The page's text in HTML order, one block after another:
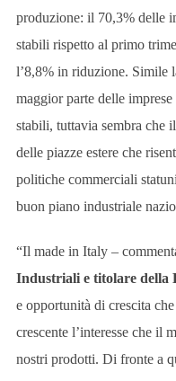
produzione: il 70,3% delle
stabili rispetto al primo
l’8,8% in riduzione. Simile
maggior parte delle
stabili, tuttavia sembra che
delle piazze estere che
politiche commerciali
buon piano industriale
“Il made in Italy –
Industriali e titolare della
e opportunità di crescita
crescente l’interesse che il
nostri prodotti. Di fronte a